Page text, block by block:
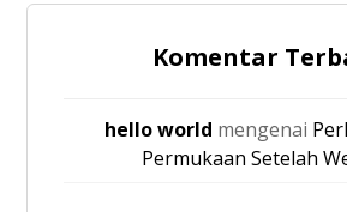
Komentar
hello world mengenai
Permukaan Setelah